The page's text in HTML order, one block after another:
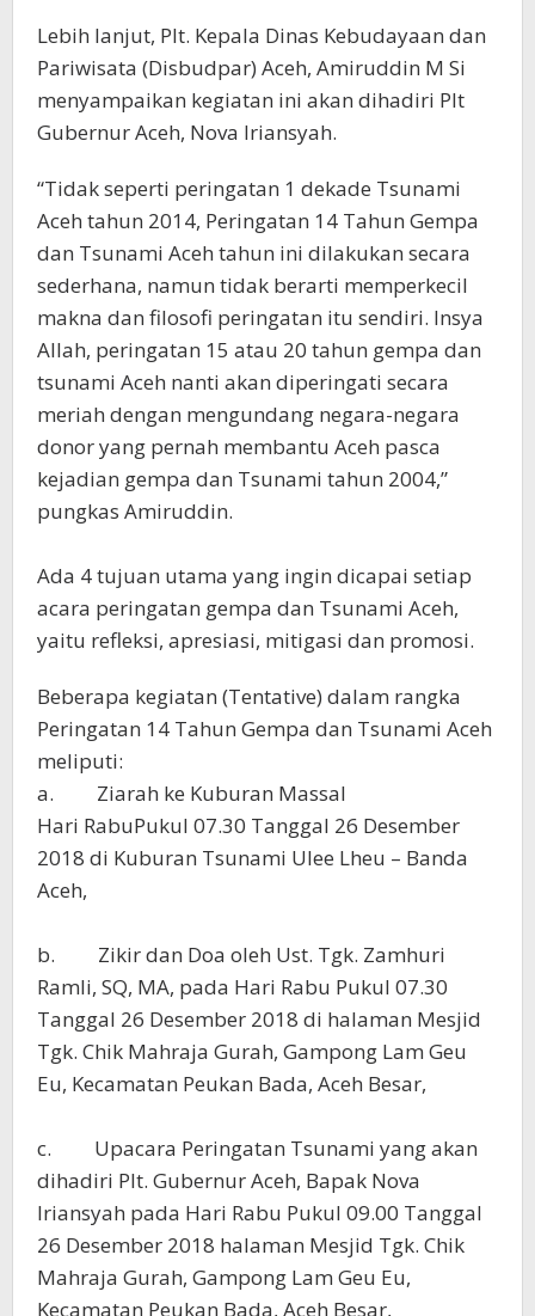
Lebih lanjut, Plt. Kepala Dinas Kebudayaan dan
Pariwisata (Disbudpar) Aceh, Amiruddin M Si
menyampaikan kegiatan ini akan dihadiri Plt
Gubernur Aceh, Nova Iriansyah.
“Tidak seperti peringatan 1 dekade Tsunami
Aceh tahun 2014, Peringatan 14 Tahun Gempa
dan Tsunami Aceh tahun ini dilakukan secara
sederhana, namun tidak berarti memperkecil
makna dan filosofi peringatan itu sendiri. Insya
Allah, peringatan 15 atau 20 tahun gempa dan
tsunami Aceh nanti akan diperingati secara
meriah dengan mengundang negara-negara
donor yang pernah membantu Aceh pasca
kejadian gempa dan Tsunami tahun 2004,”
pungkas Amiruddin.
Ada 4 tujuan utama yang ingin dicapai setiap
acara peringatan gempa dan Tsunami Aceh,
yaitu refleksi, apresiasi, mitigasi dan promosi.
Beberapa kegiatan (Tentative) dalam rangka
Peringatan 14 Tahun Gempa dan Tsunami Aceh
meliputi:
a. Ziarah ke Kuburan Massal
Hari RabuPukul 07.30 Tanggal 26 Desember
2018 di Kuburan Tsunami Ulee Lheu – Banda
Aceh,
b. Zikir dan Doa oleh Ust. Tgk. Zamhuri
Ramli, SQ, MA, pada Hari Rabu Pukul 07.30
Tanggal 26 Desember 2018 di halaman Mesjid
Tgk. Chik Mahraja Gurah, Gampong Lam Geu
Eu, Kecamatan Peukan Bada, Aceh Besar,
c. Upacara Peringatan Tsunami yang akan
dihadiri Plt. Gubernur Aceh, Bapak Nova
Iriansyah pada Hari Rabu Pukul 09.00 Tanggal
26 Desember 2018 halaman Mesjid Tgk. Chik
Mahraja Gurah, Gampong Lam Geu Eu,
Kecamatan Peukan Bada, Aceh Besar,